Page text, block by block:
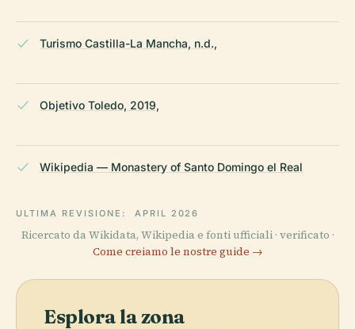
Turismo Castilla-La Mancha, n.d.,
Objetivo Toledo, 2019,
Wikipedia — Monastery of Santo Domingo el Real
ULTIMA REVISIONE: APRIL 2026
Ricercato da Wikidata, Wikipedia e fonti ufficiali · verificato ·
Come creiamo le nostre guide →
Esplora la zona